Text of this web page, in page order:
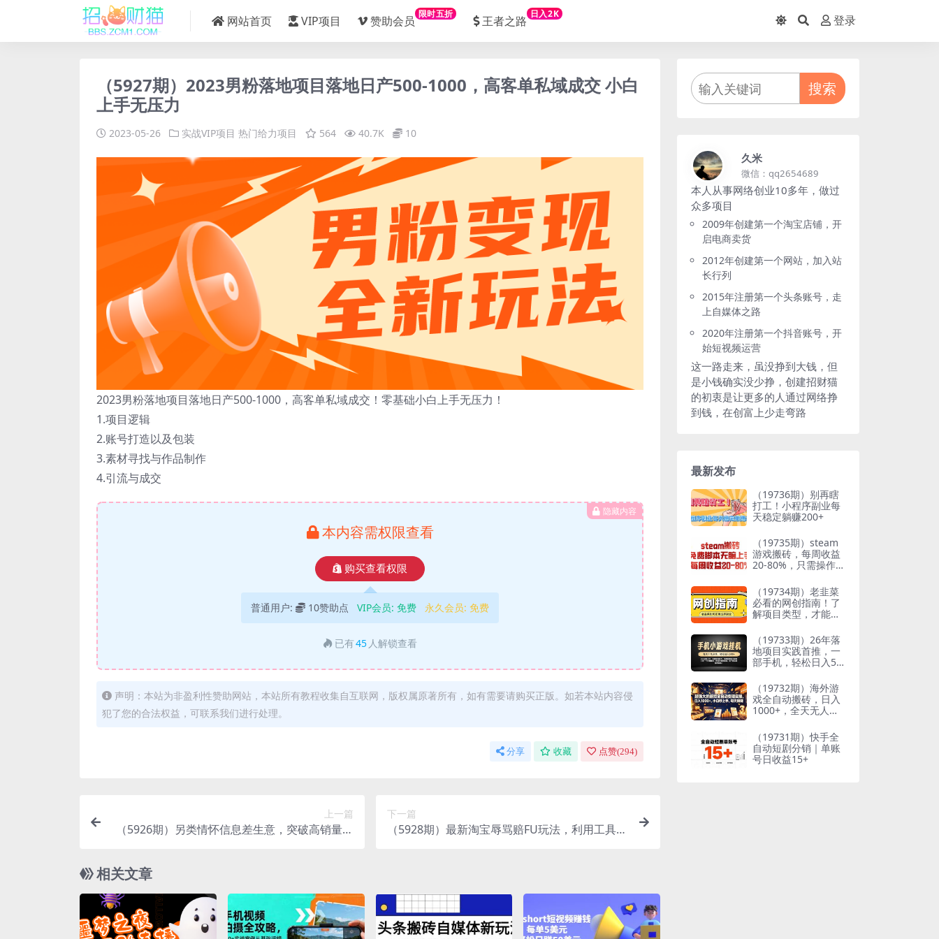
网站首页 VIP项目 赞助会员 限时五折 王者之路 日入2K
登录
（5927期）2023男粉落地项目落地日产500-1000，高客单私域成交 小白
上手无压力
2023-05-26 实战VIP项目 热门给力项目 564 40.7K 10
2023男粉落地项目落地日产500-1000，高客单私域成交！零基础小白上手无压力！
1.项目逻辑
2.账号打造以及包装
3.素材寻找与作品制作
4.引流与成交
隐藏内容
本内容需权限查看
购买查看权限
普通用户: 10赞助点 VIP会员: 免费 永久会员: 免费
已有45 人解锁查看
声明：本站为非盈利性赞助网站，本站所有教程收集自互联网，版权属原著所有，如有需要请购买正版。如若本站内容侵
犯了您的合法权益，可联系我们进行处理。
分享 收藏 点赞(294)
上一篇
（5926期）另类情怀信息差生意，突破高销量，
下一篇
（5928期）最新淘宝辱骂赔FU玩法，利用工具简
相关文章
搜索
久米
微信：qq2654689
本人从事网络创业10多年，做过
众多项目
2009年创建第一个淘宝店铺，开
启电商卖货
2012年创建第一个网站，加入站
长行列
2015年注册第一个头条账号，走
上自媒体之路
2020年注册第一个抖音账号，开
始短视频运营
这一路走来，虽没挣到大钱，但
是小钱确实没少挣，创建招财猫
的初衷是让更多的人通过网络挣
到钱，在创富上少走弯路
最新发布
（19736期）别再瞎
打工！小程序副业每
天稳定躺赚200+
（19735期）steam
游戏搬砖，每周收益
20-80%，只需操作1-
过万，零风险长期做
（19734期）老韭菜
必看的网创指南！了
解项目类型，才能找
到想要的结果
（19733期）26年落
地项目实践首推，一
部手机，轻松日入50
（19732期）海外游
戏全自动搬砖，日入
1000+，全天无人值
（19731期）快手全
自动短剧分销｜单账
号日收益15+